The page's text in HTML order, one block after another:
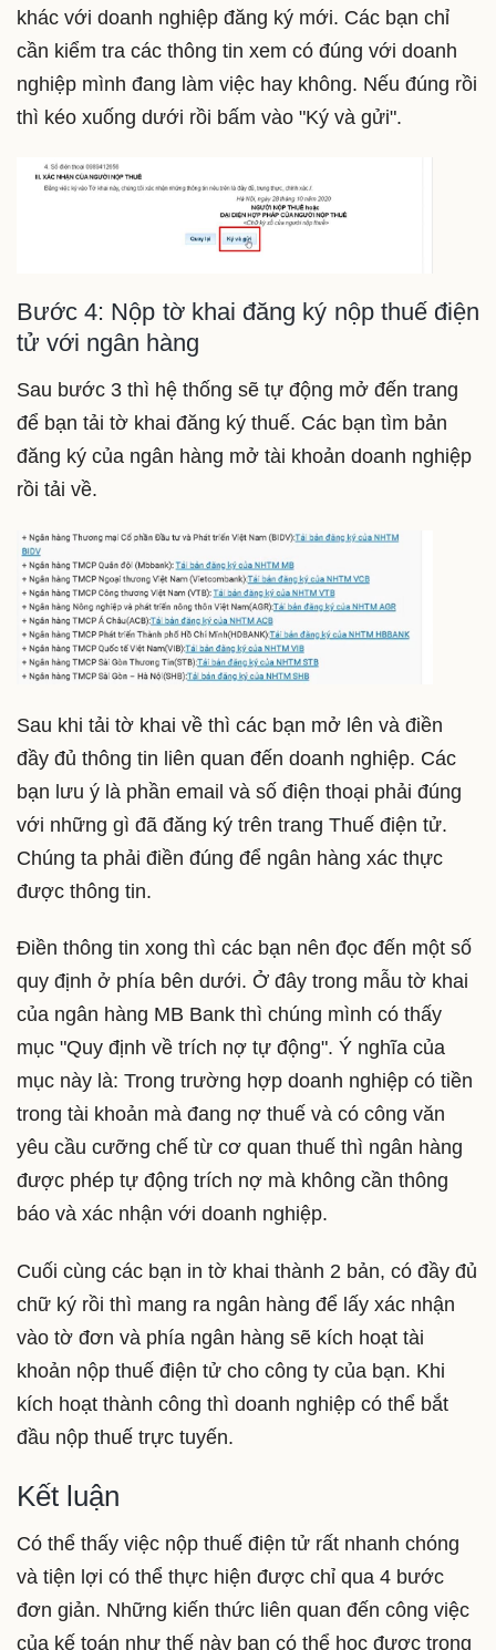
khác với doanh nghiệp đăng ký mới. Các bạn chỉ
cần kiểm tra các thông tin xem có đúng với doanh
nghiệp mình đang làm việc hay không. Nếu đúng rồi
thì kéo xuống dưới rồi bấm vào "Ký và gửi".
Bước 4: Nộp tờ khai đăng ký nộp thuế điện
tử với ngân hàng
Sau bước 3 thì hệ thống sẽ tự động mở đến trang
để bạn tải tờ khai đăng ký thuế. Các bạn tìm bản
đăng ký của ngân hàng mở tài khoản doanh nghiệp
rồi tải về.
Sau khi tải tờ khai về thì các bạn mở lên và điền
đầy đủ thông tin liên quan đến doanh nghiệp. Các
bạn lưu ý là phần email và số điện thoại phải đúng
với những gì đã đăng ký trên trang Thuế điện tử.
Chúng ta phải điền đúng để ngân hàng xác thực
được thông tin.
Điền thông tin xong thì các bạn nên đọc đến một số
quy định ở phía bên dưới. Ở đây trong mẫu tờ khai
của ngân hàng MB Bank thì chúng mình có thấy
mục "Quy định về trích nợ tự động". Ý nghĩa của
mục này là: Trong trường hợp doanh nghiệp có tiền
trong tài khoản mà đang nợ thuế và có công văn
yêu cầu cưỡng chế từ cơ quan thuế thì ngân hàng
được phép tự động trích nợ mà không cần thông
báo và xác nhận với doanh nghiệp.
Cuối cùng các bạn in tờ khai thành 2 bản, có đầy đủ
chữ ký rồi thì mang ra ngân hàng để lấy xác nhận
vào tờ đơn và phía ngân hàng sẽ kích hoạt tài
khoản nộp thuế điện tử cho công ty của bạn. Khi
kích hoạt thành công thì doanh nghiệp có thể bắt
đầu nộp thuế trực tuyến.
Kết luận
Có thể thấy việc nộp thuế điện tử rất nhanh chóng
và tiện lợi có thể thực hiện được chỉ qua 4 bước
đơn giản. Những kiến thức liên quan đến công việc
của kế toán như thế này bạn có thể học được trong